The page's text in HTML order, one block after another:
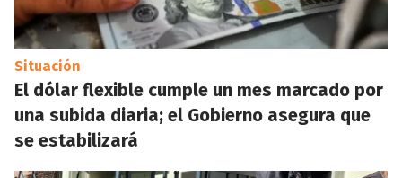
Situación
El dólar flexible cumple un mes marcado por
una subida diaria; el Gobierno asegura que
se estabilizará